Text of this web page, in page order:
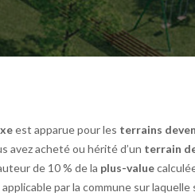
est apparue pour les terrains
avez acheté ou hérité d’un terrain
de 10 % de la plus-value
par la commune sur laquelle